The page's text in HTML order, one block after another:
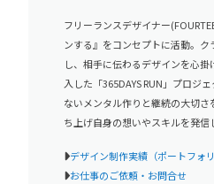
フリーランスデザイナー
ンする』をコンセプトに活動。
し、相手に伝わるデザインを心
入した「365DAYS RUN」プロジ
ないメンタル作りと継続の大切さ
ち上げ自身の想いやスキルを発信
デザイン制作実績（ポートフォリ
お仕事のご依頼・お問合せ